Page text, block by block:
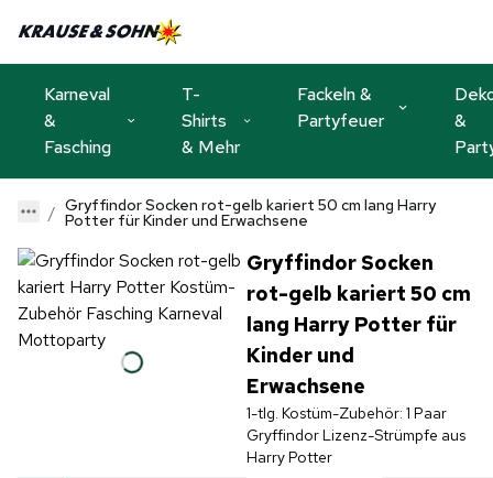
Karneval
&
Fasching
T-
Shirts
& Mehr
Fackeln &
Partyfeuer
&
Gryffindor Socken rot-gelb kariert 50 cm lang Harry
Potter für Kinder und Erwachsene
Gryffindor Socken
rot-gelb kariert 50 cm
lang Harry Potter für
Kinder und
Erwachsene
1-tlg. Kostüm-Zubehör: 1 Paar
Gryffindor Lizenz-Strümpfe aus
Harry Potter